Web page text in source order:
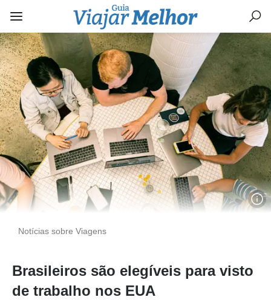
Notícias sobre Viagens
Brasileiros são elegíveis para visto
de trabalho nos EUA